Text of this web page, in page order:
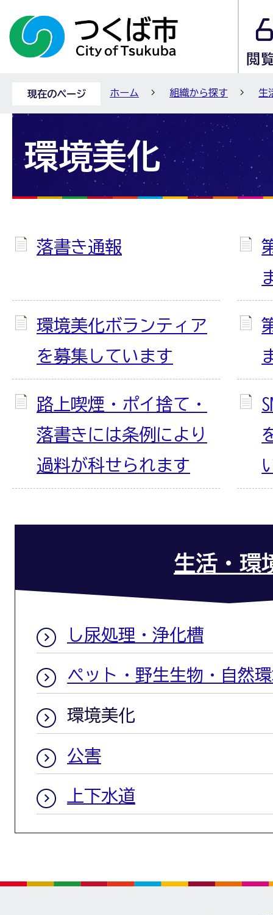
現在のページ ホーム 組織から探す 生
環境美化
落書き通報
環境美化ボランティア
を募集しています
路上喫煙・ポイ捨て・
落書きには条例により
過料が科せられます
生活・環
し尿処理・浄化槽
ペット・野生生物・自然
環境美化
公害
上下水道